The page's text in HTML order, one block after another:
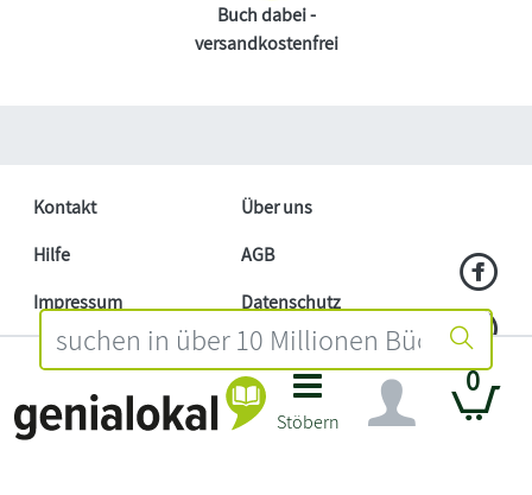
Stöbern
0
Buch dabei -
versandkostenfrei
Kontakt
Über uns
Hilfe
AGB
Impressum
Datenschutz
Händler
Mitmachen
BarrierefreiheitserklärungAffiliate